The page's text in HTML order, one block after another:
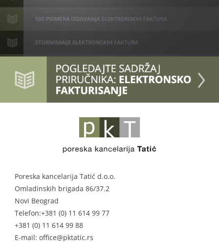
Poreska kancelarija Tatić d.o.o.
Omladinskih brigada 86/37.2
Novi Beograd
Telefon:+381 (0) 11 614 99 77
+381 (0) 11 614 99 88
E-mail: office@pktatic.rs